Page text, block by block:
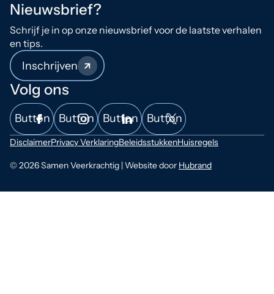
Nieuwsbrief?
Schrijf je in op onze nieuwsbrief voor de laatste verhalen
en tips.
Inschrijven
Volg ons
Button Button Button Button
© 2026 Samen Veerkrachtig | Website door Hubrand
DisclaimerPrivacy VerklaringBeleidsstukkenHuisregels